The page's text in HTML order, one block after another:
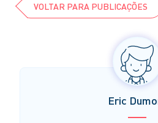
VOLTAR PARA PUBLICAÇÕES
Eric